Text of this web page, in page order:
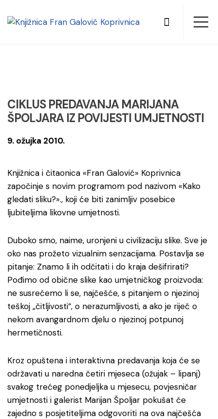
CIKLUS PREDAVANJA MARIJANA
ŠPOLJARA IZ POVIJESTI UMJETNOSTI
9. ožujka 2010.
Knjižnica i čitaonica «Fran Galović» Koprivnica
započinje s novim programom pod nazivom «Kako
gledati sliku?»., koji će biti zanimljiv posebice
ljubiteljima likovne umjetnosti.
Duboko smo, naime, uronjeni u civilizaciju slike. Sve je
oko nas prožeto vizualnim senzacijama. Postavlja se
pitanje: Znamo li ih odčitati i do kraja dešifrirati?
Pođimo od obične slike kao umjetničkog proizvoda:
ne susrećemo li se, najčešće, s pitanjem o njezinoj
teškoj „čitljivosti“, o nerazumljivosti, a ako je riječ o
nekom avangardnom djelu o njezinoj potpunoj
hermetičnosti.
Kroz opuštena i interaktivna predavanja koja će se
održavati u naredna četiri mjeseca (ožujak – lipanj)
svakog trećeg ponedjeljka u mjesecu, povjesničar
umjetnosti i galerist Marijan Špoljar pokušat će
zajedno s posjetiteljima odgovoriti na ova najčešća